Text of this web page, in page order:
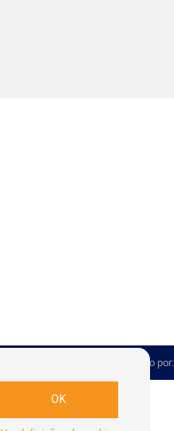
Desenvolvido por:
OK